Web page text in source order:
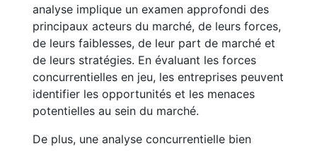
analyse implique un examen approfondi des
principaux acteurs du marché, de leurs forces,
de leurs faiblesses, de leur part de marché et
de leurs stratégies. En évaluant les forces
concurrentielles en jeu, les entreprises peuvent
identifier les opportunités et les menaces
potentielles au sein du marché.
De plus, une analyse concurrentielle bien